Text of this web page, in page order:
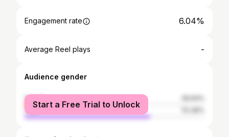
Engagement rate 6.04%
Average Reel plays -
Audience gender
female
male
Start a Free Trial to Unlock